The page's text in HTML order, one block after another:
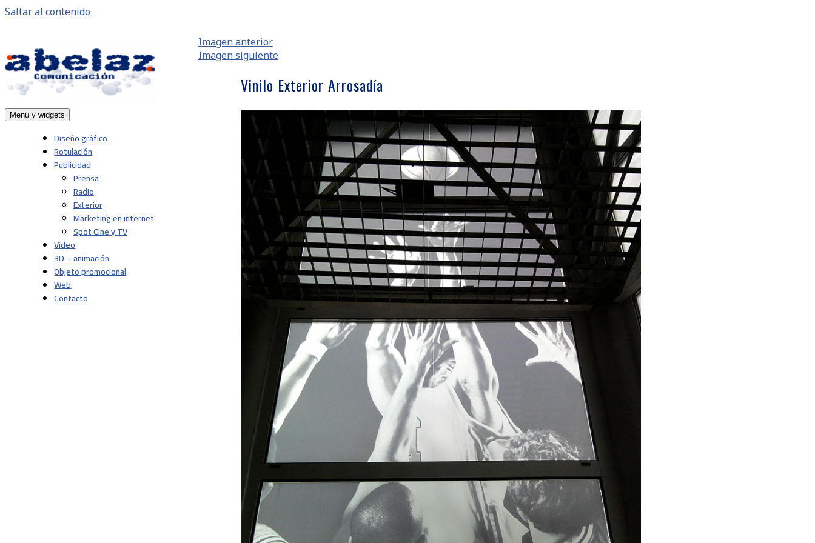
Saltar al contenido
Abelaz
Agencia de publicidad de servicios plenos en
Pamplona, Navarra
Menú y widgets
Diseño gráfico
Rotulación
Publicidad
Prensa
Radio
Exterior
Marketing en internet
Spot Cine y TV
Vídeo
3D – animación
Objeto promocional
Web
Contacto
Imagen anterior
Imagen siguiente
Vinilo Exterior Arrosadía